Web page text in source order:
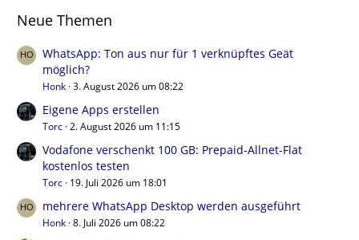
Neue Themen
WhatsApp: Ton aus nur für 1 verknüpftes Geät
möglich?
Honk 3. August 2026 um 08:22
Eigene Apps erstellen
Torc 2. August 2026 um 11:15
Vodafone verschenkt 100 GB: Prepaid-Allnet-Flat
kostenlos testen
Torc 19. Juli 2026 um 18:01
mehrere WhatsApp Desktop werden ausgeführt
Honk 8. Juli 2026 um 08:22